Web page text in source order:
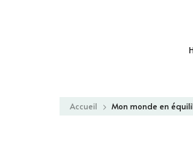
Accueil Mon monde en